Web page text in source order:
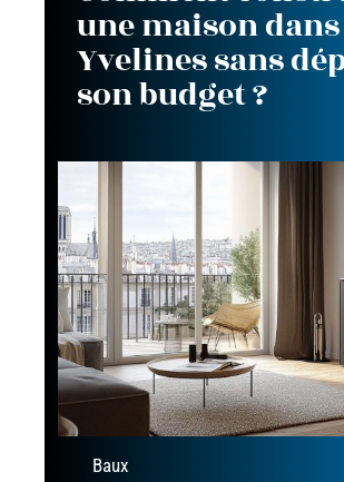
une maison
Yvelines sans
son budget ?
Baux